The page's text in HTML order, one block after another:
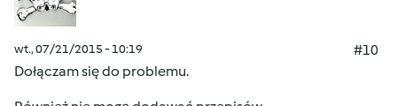
wt., 07/21/2015 - 10:19
#10
Dołączam się do problemu.